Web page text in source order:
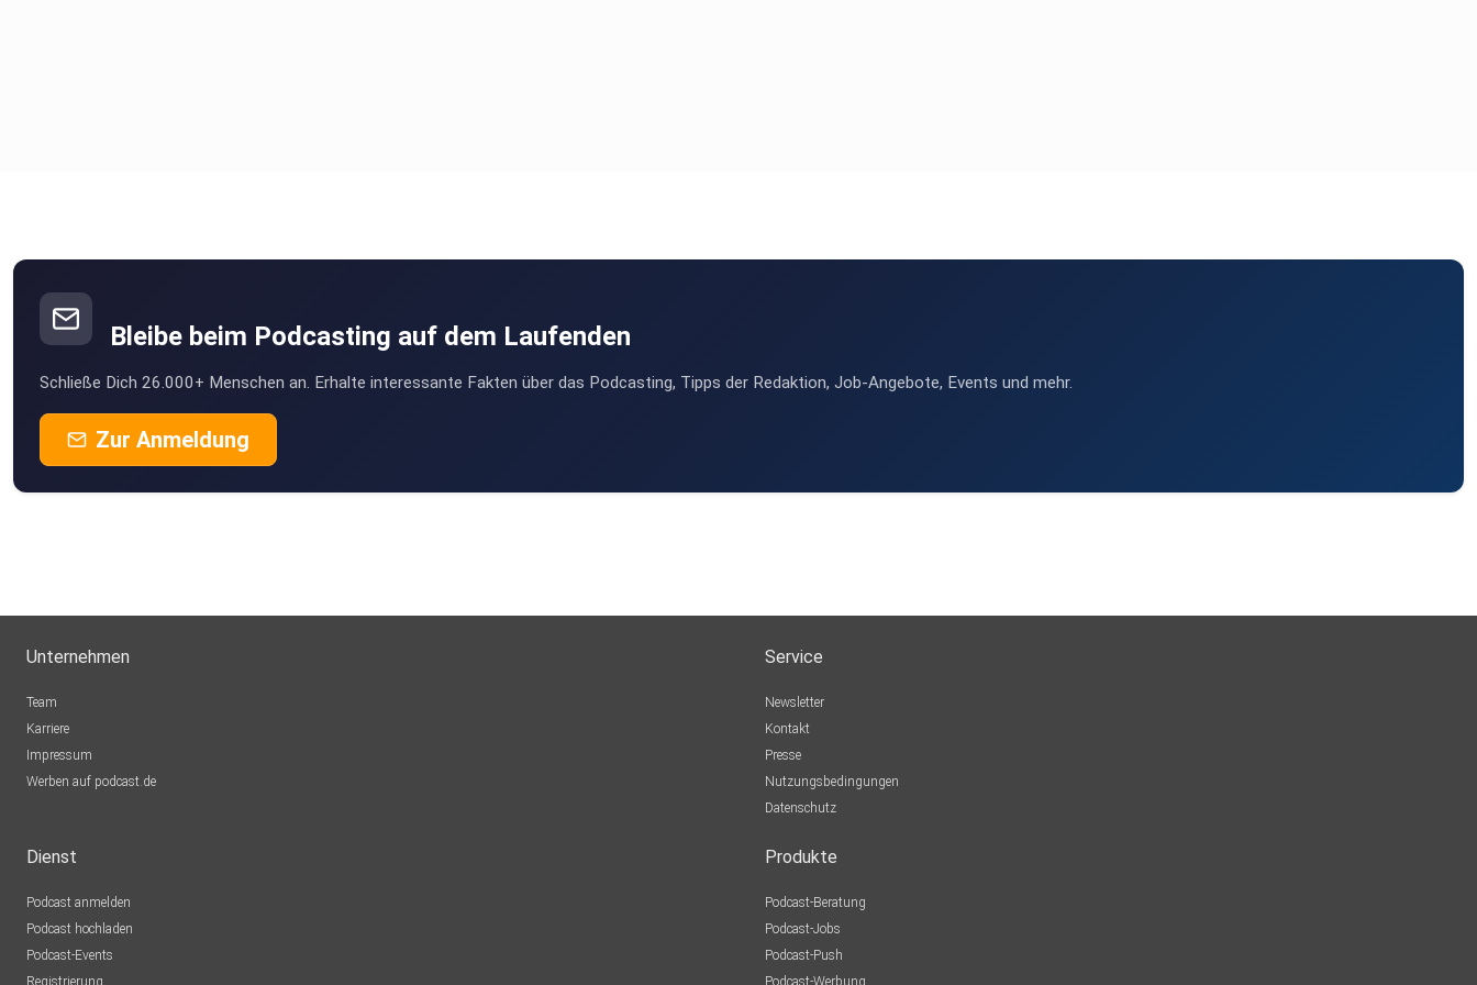
Bleibe beim Podcasting auf dem Laufenden
Schließe Dich 26.000+ Menschen an. Erhalte interessante Fakten über das Podcasting, Tipps der Redaktion, Job-Angebote, Events und mehr.
Zur Anmeldung
Unternehmen
Team
Karriere
Impressum
Werben auf podcast.de
Service
Newsletter
Kontakt
Presse
Nutzungsbedingungen
Datenschutz
Dienst
Podcast anmelden
Podcast hochladen
Podcast-Events
Registrierung
Produkte
Podcast-Beratung
Podcast-Jobs
Podcast-Push
Podcast-Werbung